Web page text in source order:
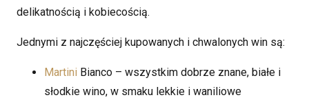
delikatnością i kobiecością.
Jednymi z najczęściej kupowanych i chwalonych win są:
Martini Bianco – wszystkim dobrze znane, białe i
słodkie wino, w smaku lekkie i waniliowe